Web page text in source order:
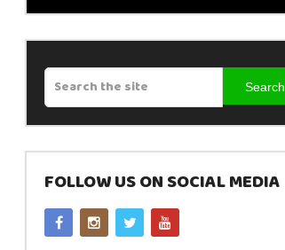
Search
FOLLOW US ON SOCIAL MEDIA